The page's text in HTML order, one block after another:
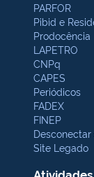
PARFOR
Pibid e
Prodocência
LAPETRO
CNPq
CAPES
Periódicos
FADEX
FINEP
Site Legado